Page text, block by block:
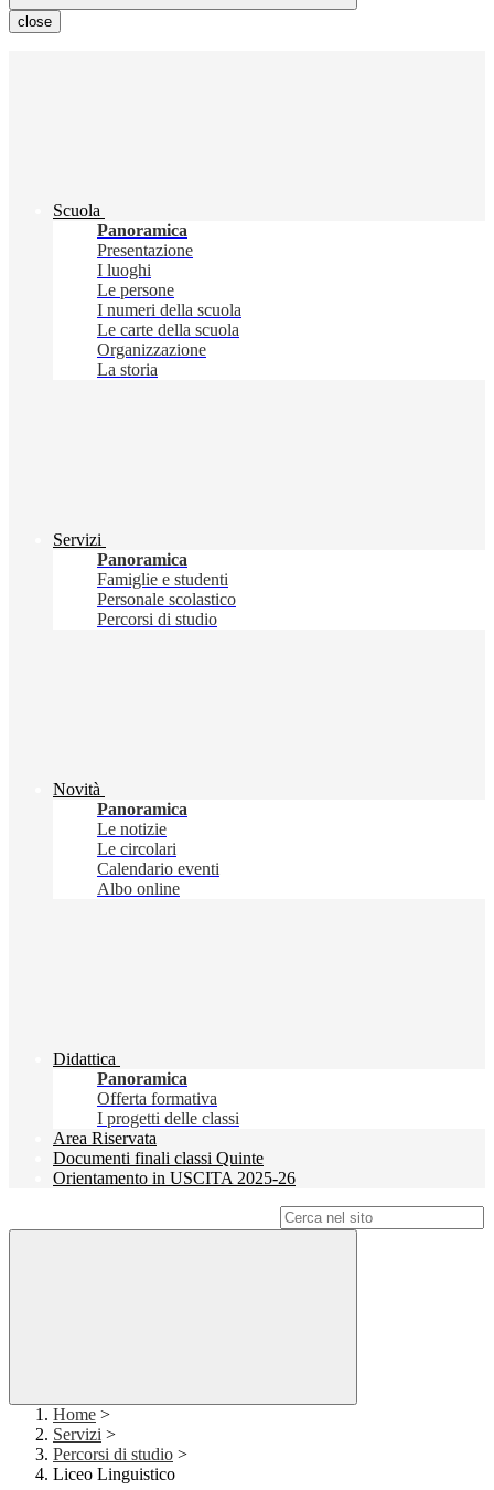
close
Scuola
Panoramica
Presentazione
I luoghi
Le persone
I numeri della scuola
Le carte della scuola
Organizzazione
La storia
Servizi
Panoramica
Famiglie e studenti
Personale scolastico
Percorsi di studio
Novità
Panoramica
Le notizie
Le circolari
Calendario eventi
Albo online
Didattica
Panoramica
Offerta formativa
I progetti delle classi
Area Riservata
Documenti finali classi Quinte
Orientamento in USCITA 2025-26
Home >
Servizi >
Percorsi di studio >
Liceo Linguistico